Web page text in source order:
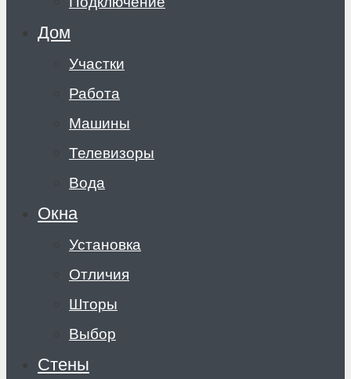
Дом
Участки
Работа
Машины
Телевизоры
Вода
Окна
Установка
Отличия
Шторы
Выбор
Стены